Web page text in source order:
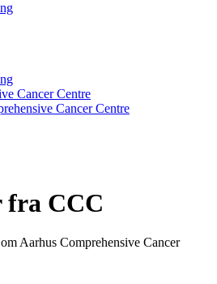
Cancer Centre
Cancer Centre
fra CCC
Aarhus Comprehensive Cancer